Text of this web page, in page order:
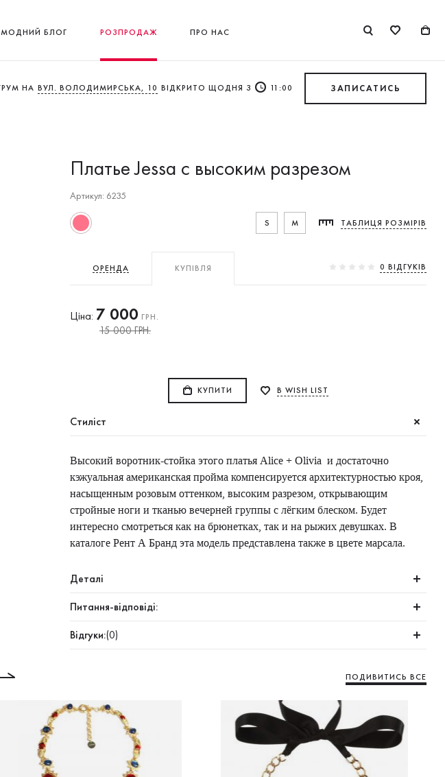
МОДНИЙ БЛОГ РОЗПРОДАЖ ПРО НАС
НА ВУЛ. ВОЛОДИМИРСЬКА, 10 ВІДКРИТО ЩОДНЯ З 11:00 ЗАПИСАТИСЬ
Платье Jessa с высоким разрезом
Артикул: 6235
S M ТАБЛИЦЯ РОЗМІРІВ
0 ВIДГУКIВ
ОРЕНДА КУПІВЛЯ
Ціна: 7 000 ГРН.
15 000 ГРН.
КУПИТИ В WISH LIST
Стиліст
Высокий воротник-стойка этого платья Alice + Olivia и достаточно
кэжуальная американская пройма компенсируется архитектурностью кроя,
насыщенным розовым оттенком, высоким разрезом, открывающим
стройные ноги и тканью вечерней группы с лёгким блеском. Будет
интересно смотреться как на брюнетках, так и на рыжих девушках. В
каталоге Рент А Бранд эта модель представлена также в цвете марсала.
Деталі
Питання-відповіді:
Відгуки:(0)
ПОДИВИТИСЬ ВСЕ